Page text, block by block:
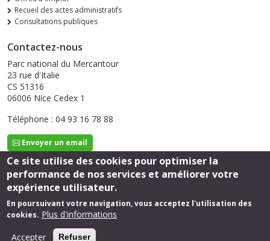
Recueil des actes administratifs
Consultations publiques
Contactez-nous
Parc national du Mercantour
23 rue d'Italie
CS 51316
06006 Nice Cedex 1
Téléphone : 04 93 16 78 88
Envoyer un email
Suivez-nous
Ce site utilise des cookies pour optimiser la
performance de nos services et améliorer votre
expérience utilisateur.
En poursuivant votre navigation, vous acceptez l'utilisation des
cookies. Plus d'informations
Accepter
Refuser